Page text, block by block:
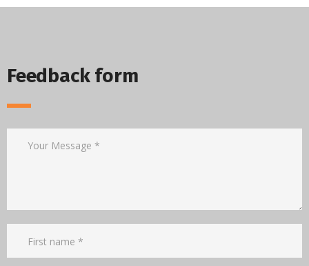
Feedback form